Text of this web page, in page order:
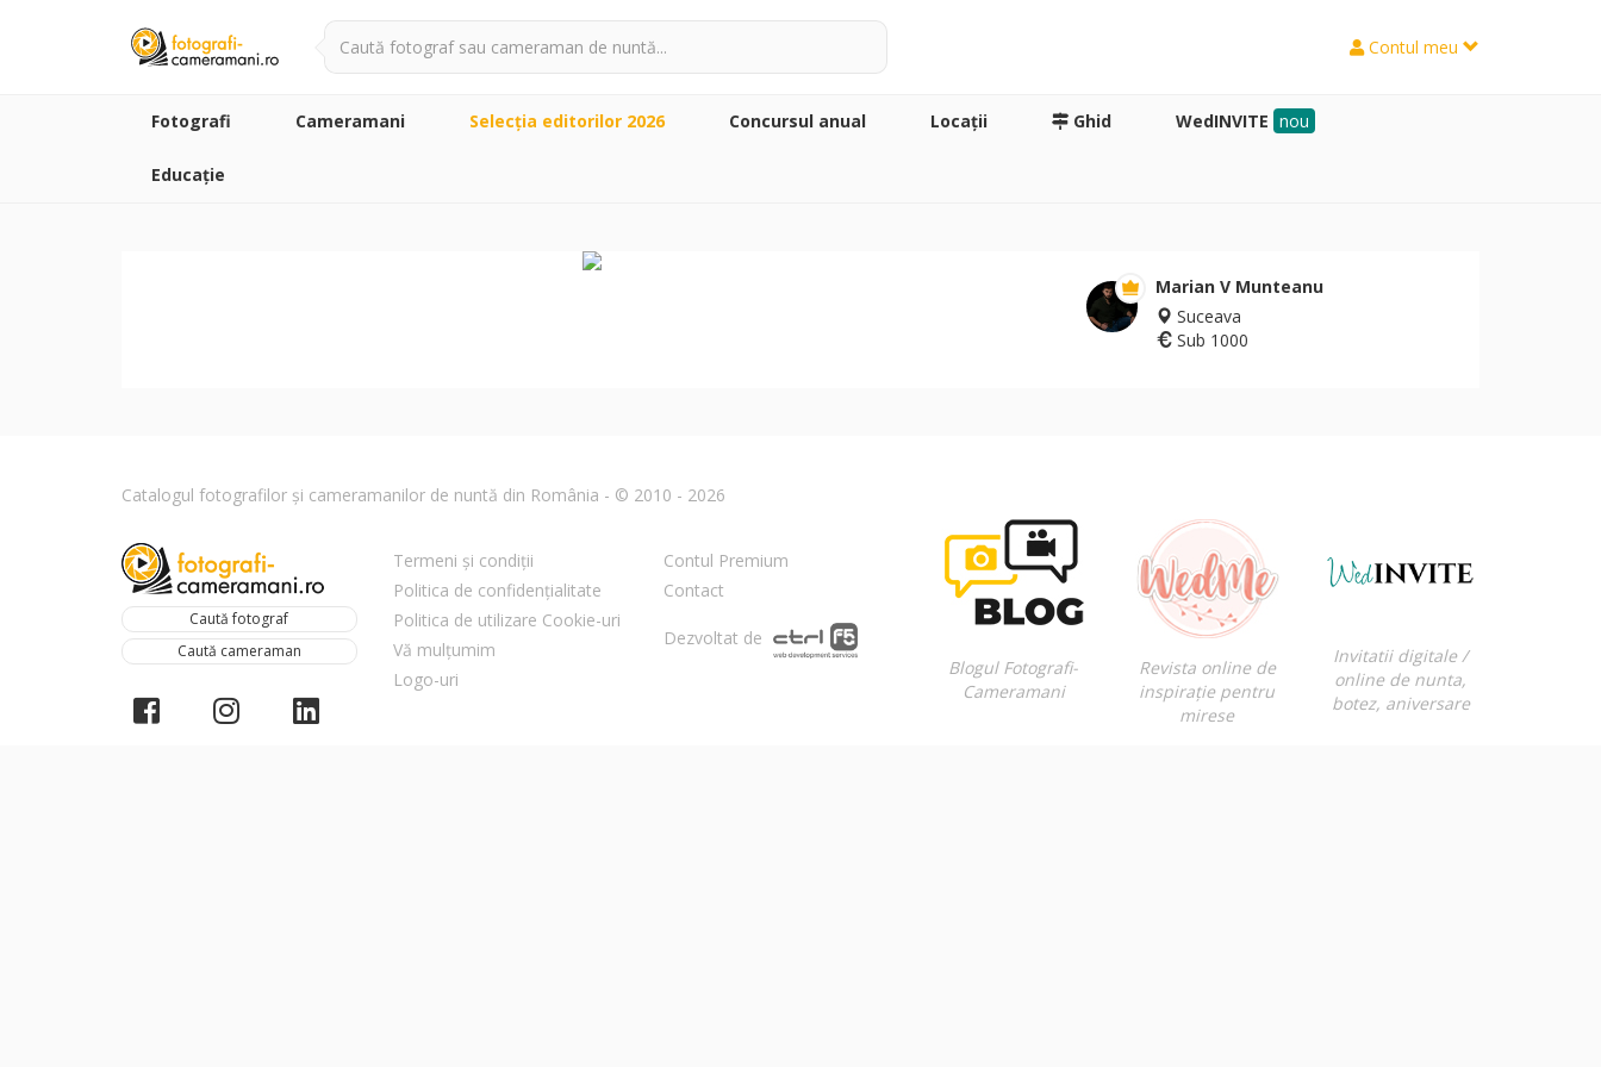
Contul meu
Fotografi Cameramani Selecţia editorilor 2026 Concursul anual Locaţii Ghid WedINVITE nou
Educație
Marian V Munteanu
Suceava
Sub 1000
Catalogul fotografilor și cameramanilor de nuntă din România - © 2010 - 2026
Caută fotograf
Caută cameraman
Termeni și condiții
Politica de confidențialitate
Politica de utilizare Cookie-uri
Vă mulțumim
Logo-uri
Contul Premium
Contact
Dezvoltat de
Blogul Fotografi-
Cameramani
Revista online de
inspirație pentru
mirese
Invitatii digitale /
online de nunta,
botez, aniversare